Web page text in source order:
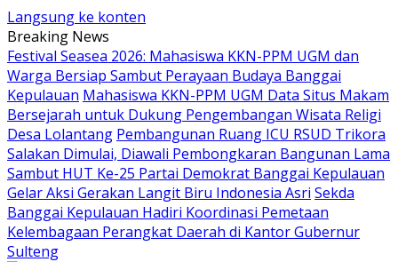
Langsung ke konten
Breaking News
Festival Seasea 2026: Mahasiswa KKN-PPM UGM dan
Warga Bersiap Sambut Perayaan Budaya Banggai
Kepulauan Mahasiswa KKN-PPM UGM Data Situs Makam
Bersejarah untuk Dukung Pengembangan Wisata Religi
Desa Lolantang Pembangunan Ruang ICU RSUD Trikora
Salakan Dimulai, Diawali Pembongkaran Bangunan Lama
Sambut HUT Ke-25 Partai Demokrat Banggai Kepulauan
Gelar Aksi Gerakan Langit Biru Indonesia Asri Sekda
Banggai Kepulauan Hadiri Koordinasi Pemetaan
Kelembagaan Perangkat Daerah di Kantor Gubernur
Sulteng